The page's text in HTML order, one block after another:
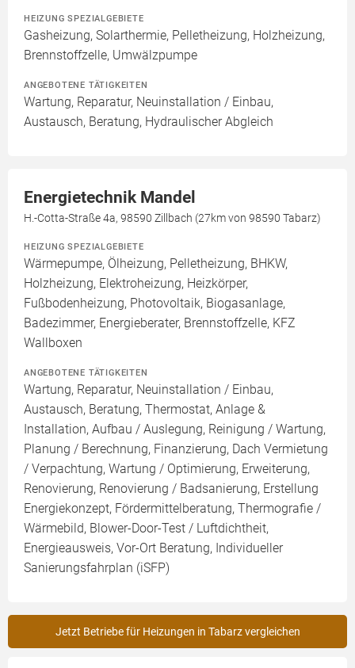
HEIZUNG SPEZIALGEBIETE
Gasheizung, Solarthermie, Pelletheizung, Holzheizung,
Brennstoffzelle, Umwälzpumpe
ANGEBOTENE TÄTIGKEITEN
Wartung, Reparatur, Neuinstallation / Einbau,
Austausch, Beratung, Hydraulischer Abgleich
Energietechnik Mandel
H.-Cotta-Straße 4a, 98590 Zillbach (27km von 98590 Tabarz)
HEIZUNG SPEZIALGEBIETE
Wärmepumpe, Ölheizung, Pelletheizung, BHKW,
Holzheizung, Elektroheizung, Heizkörper,
Fußbodenheizung, Photovoltaik, Biogasanlage,
Badezimmer, Energieberater, Brennstoffzelle, KFZ
Wallboxen
ANGEBOTENE TÄTIGKEITEN
Wartung, Reparatur, Neuinstallation / Einbau,
Austausch, Beratung, Thermostat, Anlage &
Installation, Aufbau / Auslegung, Reinigung / Wartung,
Planung / Berechnung, Finanzierung, Dach Vermietung
/ Verpachtung, Wartung / Optimierung, Erweiterung,
Renovierung, Renovierung / Badsanierung, Erstellung
Energiekonzept, Fördermittelberatung, Thermografie /
Wärmebild, Blower-Door-Test / Luftdichtheit,
Energieausweis, Vor-Ort Beratung, Individueller
Sanierungsfahrplan (iSFP)
Jetzt Betriebe für Heizungen in Tabarz vergleichen